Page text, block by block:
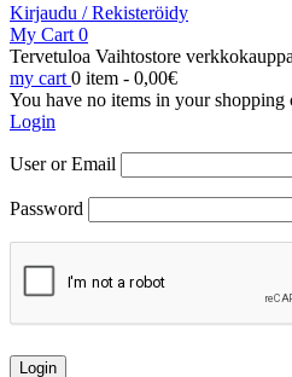
Kirjaudu / Rekisteröidy
My Cart 0
Tervetuloa Vaihtostore
my cart 0 item - 0,00€
You have no items in your shopping
Login
User or Email
Password